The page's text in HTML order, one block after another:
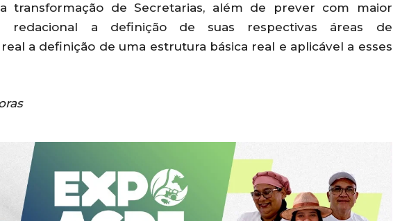
transformação de Secretarias, além de prever com maior
redacional a definição de suas respectivas áreas de
a definição de uma estrutura básica real e aplicável a esses